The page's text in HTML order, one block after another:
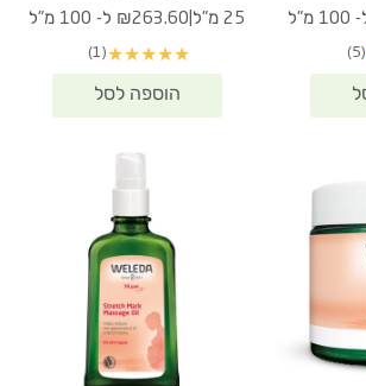
(5)
25 מ"ל ₪263.60 ל- 100 מ"ל
★
★
★
★
★
(1)